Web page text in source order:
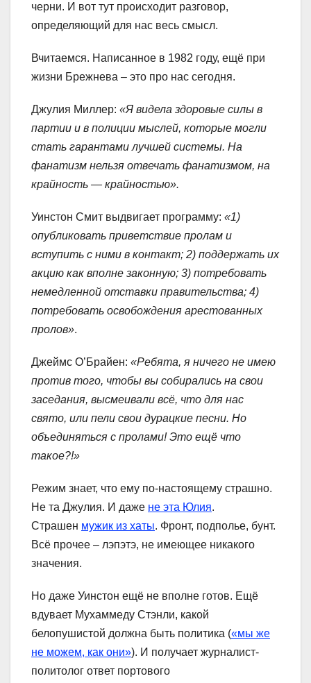
черни. И вот тут происходит разговор,
определяющий для нас весь смысл.
Вчитаемся. Написанное в 1982 году, ещё при
жизни Брежнева – это про нас сегодня.
Джулия Миллер: «Я видела здоровые силы в
партии и в полиции мыслей, которые могли
стать гарантами лучшей системы. На
фанатизм нельзя отвечать фанатизмом, на
крайность — крайностью».
Уинстон Смит выдвигает программу: «1)
опубликовать приветствие пролам и
вступить с ними в контакт; 2) поддержать их
акцию как вполне законную; 3) потребовать
немедленной отставки правительства; 4)
потребовать освобождения арестованных
пролов».
Джеймс О’Брайен: «Ребята, я ничего не имею
против того, чтобы вы собирались на свои
заседания, высмеивали всё, что для нас
свято, или пели свои дурацкие песни. Но
объединяться с пролами! Это ещё что
такое?!»
Режим знает, что ему по-настоящему страшно.
Не та Джулия. И даже не эта Юлия.
Страшен мужик из хаты. Фронт, подполье, бунт.
Всё прочее – лэпэтэ, не имеющее никакого
значения.
Но даже Уинстон ещё не вполне готов. Ещё
вдувает Мухаммеду Стэнли, какой
белопушистой должна быть политика («мы же
не можем, как они»). И получает журналист-
политолог ответ портового